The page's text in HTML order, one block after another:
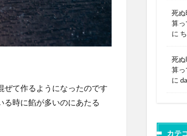
ぜて作るようになったのです
る時に餡が多いのにあたる
死
算っ
に
死
算っ
に
カテ